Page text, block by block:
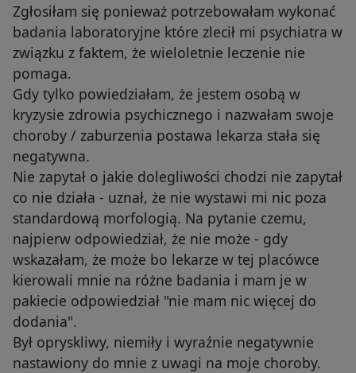
Zgłosiłam się ponieważ potrzebowałam wykonać
badania laboratoryjne które zlecił mi psychiatra w
związku z faktem, że wieloletnie leczenie nie
pomaga.
Gdy tylko powiedziałam, że jestem osobą w
kryzysie zdrowia psychicznego i nazwałam swoje
choroby / zaburzenia postawa lekarza stała się
negatywna.
Nie zapytał o jakie dolegliwości chodzi nie zapytał
co nie działa - uznał, że nie wystawi mi nic poza
standardową morfologią. Na pytanie czemu,
najpierw odpowiedział, że nie może - gdy
wskazałam, że może bo lekarze w tej placówce
kierowali mnie na różne badania i mam je w
pakiecie odpowiedział "nie mam nic więcej do
dodania".
Był opryskliwy, niemiły i wyraźnie negatywnie
nastawiony do mnie z uwagi na moje choroby.